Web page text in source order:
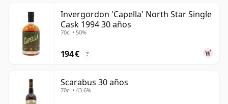
Invergordon 'Capella' North Star Single
Cask 1994 30 años
70cl • 50%
194 € ?
Scarabus 30 años
70cl • 43.6%